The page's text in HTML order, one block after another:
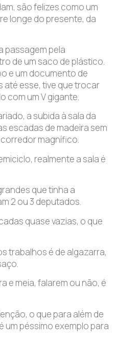
são felizes como um
longe do presente, da
passagem pela
de um saco de plástico.
e um documento de
esse, tive que trocar
com um V gigante.
a subida à sala da
escadas de madeira sem
magnífico.
realmente a sala é
que tinha a
2 ou 3 deputados.
quase vazias, o que
trabalhos é de algazarra,
e meia, falarem ou não, é
o que para além de
um péssimo exemplo para